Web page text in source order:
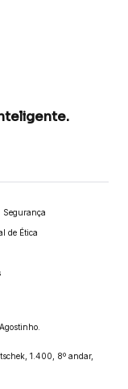
Segurança
de Ética
1.400, 8º andar,